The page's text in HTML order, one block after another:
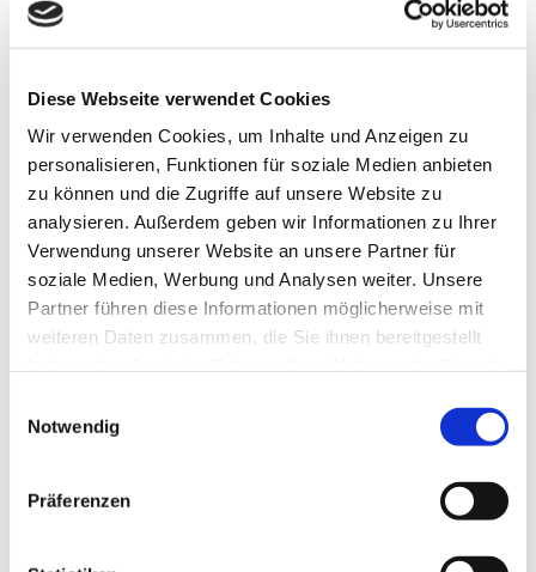
Diese Webseite verwendet Cookies
Wir verwenden Cookies, um Inhalte und Anzeigen zu
personalisieren, Funktionen für soziale Medien anbieten
zu können und die Zugriffe auf unsere Website zu
analysieren. Außerdem geben wir Informationen zu Ihrer
Verwendung unserer Website an unsere Partner für
soziale Medien, Werbung und Analysen weiter. Unsere
Partner führen diese Informationen möglicherweise mit
weiteren Daten zusammen, die Sie ihnen bereitgestellt
Notwendig
Präferenzen
Umsatzsteuervoranmeldung
Handels- und steuerrechtliche Jahresabschlüsse und
-berichte
Sämtliche betriebliche Steuererklärungen und
Steueranmeldungen, auch im elektronischen
ELSTER-Verfahren
Zusammenfassende Meldungen
Authentifiziertes ELSTER-Verfahren
Erledigung von außergerichtlichen
Betriebswirtschaftliche Unternehmensberatung
Unterstützende Begleitung bei Banken- und